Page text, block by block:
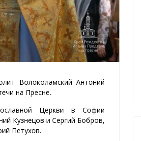
Волоколамский Антоний
на Пресне.
Церкви в Софии
Кузнецов и Сергий Бобров,
Петухов.